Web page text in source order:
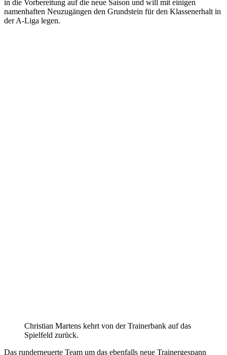
in die Vorbereitung auf die neue Saison und will mit einigen
namenhaften Neuzugängen den Grundstein für den Klassenerhalt in
der A-Liga legen.
Christian Martens kehrt von der Trainerbank auf das
Spielfeld zurück.
Das runderneuerte Team um das ebenfalls neue Trainergespann